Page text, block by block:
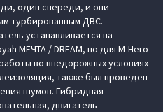
один спереди, и они
турбированным ДВС.
устанавливается на
МЕЧТА / DREAM, но для M-Hero
во внедорожных условиях
также был проведен
шумов. Гибридная
двигатель